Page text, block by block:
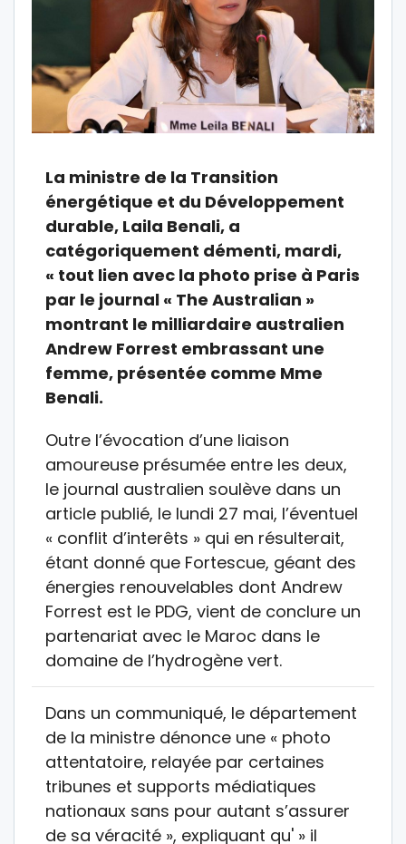
La ministre de la Transition
énergétique et du Développement
durable, Laila Benali, a
catégoriquement démenti, mardi,
« tout lien avec la photo prise à Paris
par le journal « The Australian »
montrant le milliardaire australien
Andrew Forrest embrassant une
femme, présentée comme Mme
Benali.
Outre l’évocation d’une liaison
amoureuse présumée entre les deux,
le journal australien soulève dans un
article publié, le lundi 27 mai, l’éventuel
« conflit d’interêts » qui en résulterait,
étant donné que Fortescue, géant des
énergies renouvelables dont Andrew
Forrest est le PDG, vient de conclure un
partenariat avec le Maroc dans le
domaine de l’hydrogène vert.
Dans un communiqué, le département
de la ministre dénonce une « photo
attentatoire, relayée par certaines
tribunes et supports médiatiques
nationaux sans pour autant s’assurer
de sa véracité », expliquant qu' » il